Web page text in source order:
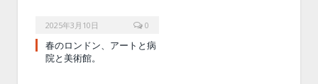
2025年3月10日 0
春のロンドン、アートと病
院と美術館。